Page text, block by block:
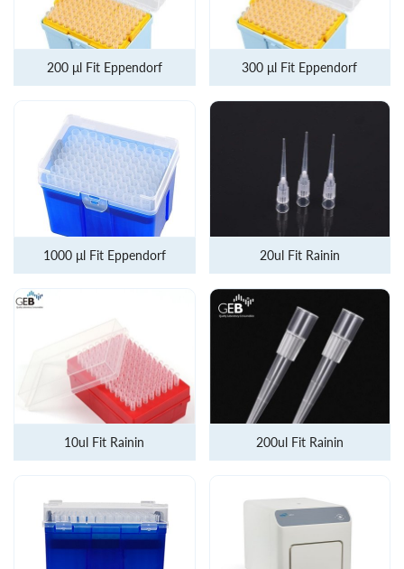
200 μl Fit Eppendorf 300 μl Fit Eppendorf
1000 μl Fit Eppendorf 20ul Fit Rainin
10ul Fit Rainin 200ul Fit Rainin